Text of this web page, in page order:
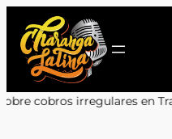
contenido
en TransAntofagasta: